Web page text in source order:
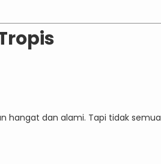
hangat dan alami. Tapi tidak semua